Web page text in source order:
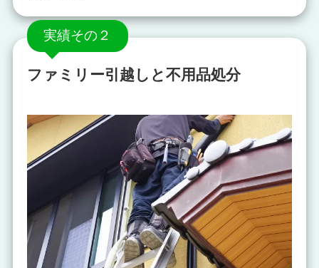
実績その２
ファミリー引越しと不用品処分